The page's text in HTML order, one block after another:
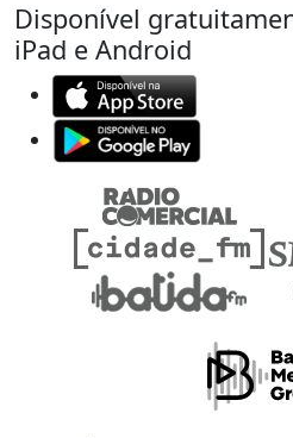
Disponível
iPad e Android